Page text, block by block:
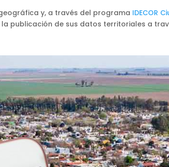
y, a través del programa IDECOR
publicación de sus datos territoriales a